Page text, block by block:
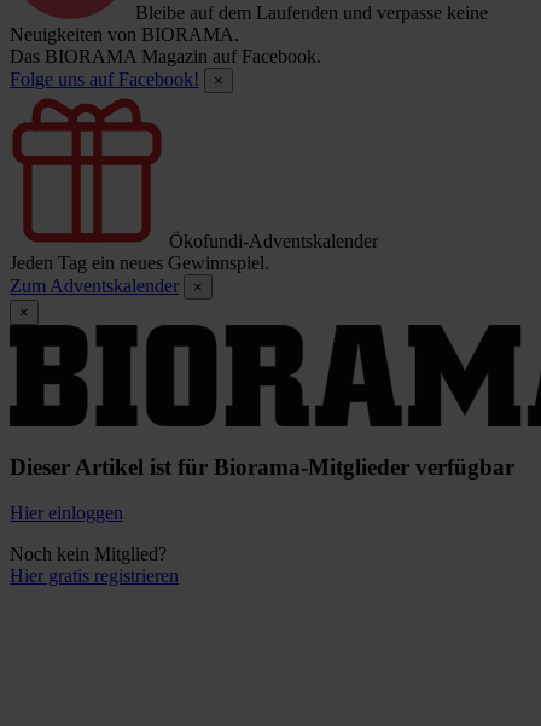
Bleibe auf dem Laufenden und verpasse keine
Neuigkeiten von BIORAMA.
Das BIORAMA Magazin auf Facebook.
Folge uns auf Facebook!
×
Ökofundi-Adventskalender
Jeden Tag ein neues Gewinnspiel.
Zum Adventskalender
×
×
Dieser Artikel ist für Biorama-Mitglieder verfügbar
Hier einloggen
Noch kein Mitglied?
Hier gratis registrieren